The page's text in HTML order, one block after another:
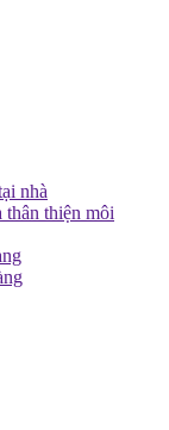
nhà
thân thiện môi